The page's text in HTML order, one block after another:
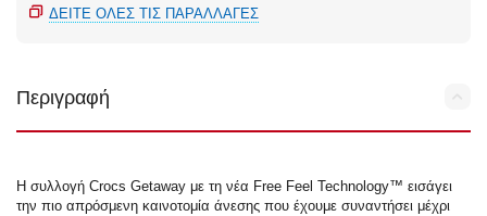
ΔΕΊΤΕ ΌΛΕΣ ΤΙΣ ΠΑΡΑΛΛΑΓΈΣ
Περιγραφή
Η συλλογή Crocs Getaway με τη νέα Free Feel Technology™ εισάγει
την πιο απρόσμενη καινοτομία άνεσης που έχουμε συναντήσει μέχρι